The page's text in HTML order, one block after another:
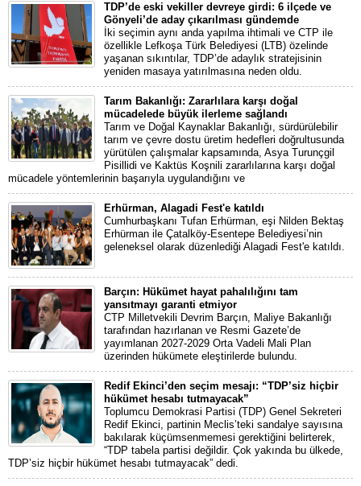
TDP’de eski vekiller devreye girdi: 6 ilçede ve
Gönyeli’de aday çıkarılması gündemde
İki seçimin aynı anda yapılma ihtimali ve CTP ile
özellikle Lefkoşa Türk Belediyesi (LTB) özelinde
yaşanan sıkıntılar, TDP’de adaylık stratejisinin
yeniden masaya yatırılmasına neden oldu.
Tarım Bakanlığı: Zararlılara karşı doğal
mücadelede büyük ilerleme sağlandı
Tarım ve Doğal Kaynaklar Bakanlığı, sürdürülebilir
tarım ve çevre dostu üretim hedefleri doğrultusunda
yürütülen çalışmalar kapsamında, Asya Turunçgil
Pisillidi ve Kaktüs Koşnili zararlılarına karşı doğal
mücadele yöntemlerinin başarıyla uygulandığını ve
Erhürman, Alagadi Fest'e katıldı
Cumhurbaşkanı Tufan Erhürman, eşi Nilden Bektaş
Erhürman ile Çatalköy-Esentepe Belediyesi’nin
geleneksel olarak düzenlediği Alagadi Fest'e katıldı.
Barçın: Hükümet hayat pahalılığını tam
yansıtmayı garanti etmiyor
CTP Milletvekili Devrim Barçın, Maliye Bakanlığı
tarafından hazırlanan ve Resmi Gazete’de
yayımlanan 2027-2029 Orta Vadeli Mali Plan
üzerinden hükümete eleştirilerde bulundu.
Redif Ekinci’den seçim mesajı: “TDP’siz hiçbir
hükümet hesabı tutmayacak”
Toplumcu Demokrasi Partisi (TDP) Genel Sekreteri
Redif Ekinci, partinin Meclis’teki sandalye sayısına
bakılarak küçümsenmemesi gerektiğini belirterek,
“TDP tabela partisi değildir. Çok yakında bu ülkede,
TDP’siz hiçbir hükümet hesabı tutmayacak” dedi.